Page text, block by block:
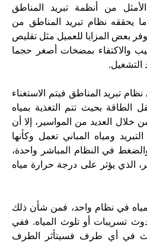
من أنظمة تبريد المناطق
ما يحققه نظام تبريد المناطق من
يوفر بعض المزايا للعميل مثل تقليص
والاكتفاء بمضخات أصغر حجما
تبريد المناطق فيتم الاستغناء
بحيث تتم التغذية بمياه
خلال العديد من المواسير، إلا أن
ومياه المباني تعمل وكأنها
في النظام المباشر واحدة،
الذي يؤثر على درجة حرارة مياه
في نظام واحد، فمن شأن ذلك
تسريبات أو تلوث المياه. ففي
في أي طرف فسيتأثر الطرف